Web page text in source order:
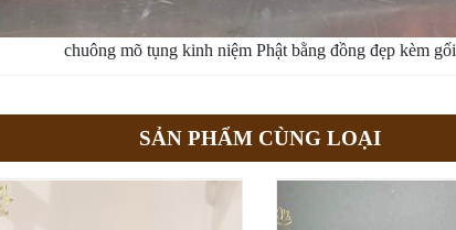
chuông mõ tụng kinh niệm Phật bằng đồng đẹp kèm gối
SẢN PHẨM CÙNG LOẠI